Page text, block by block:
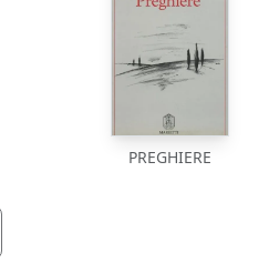
PREGHIERE